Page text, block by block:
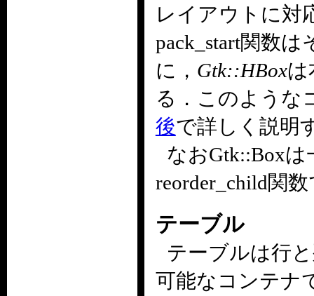
レイアウトに対
pack_start関数
に， Gtk::HBoxは
る．このような
後で詳しく説明
なおGtk::Box
reorder_child関
テーブル
テーブルは行
可能なコンテナ